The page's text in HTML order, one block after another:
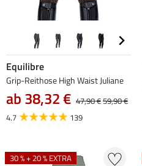
Equilibre
Grip-Reithose High Waist Juliane
ab 38,32 € 47,90 €59,90 €
4.7
139
30 % + 20 % EXTRA